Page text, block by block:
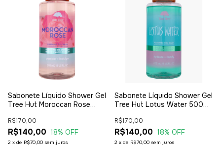
Sabonete Líquido Shower Gel
Tree Hut Moroccan Rose
R$140,00
R$170,00
18% OFF
2 x de R$70,00 sem juros
Sabonete Líquido Shower Gel
Tree Hut Lotus Water 500ml
R$140,00
R$170,00
18% OFF
2 x de R$70,00 sem juros